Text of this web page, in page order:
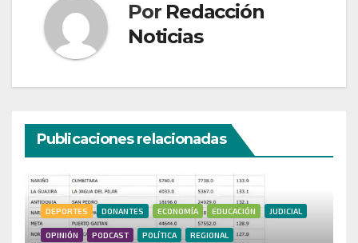
Por Redacción
Noticias
Publicaciones relacionadas
DEPORTES DONANTES ECONOMÍA EDUCACIÓN JUDICIAL
OPINIÓN PODCAST POLÍTICA REGIONAL